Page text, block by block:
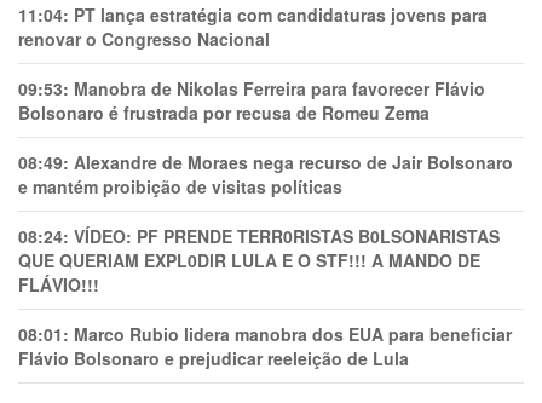
11:04: PT lança estratégia com candidaturas jovens para
renovar o Congresso Nacional
09:53: Manobra de Nikolas Ferreira para favorecer Flávio
Bolsonaro é frustrada por recusa de Romeu Zema
08:49: Alexandre de Moraes nega recurso de Jair Bolsonaro
e mantém proibição de visitas políticas
08:24: VÍDEO: PF PRENDE TERR0RlSTAS B0LSONARlSTAS
QUE QUERIAM EXPL0DlR LULA E O STF!!! A MANDO DE
FLÁVIO!!!
08:01: Marco Rubio lidera manobra dos EUA para beneficiar
Flávio Bolsonaro e prejudicar reeleição de Lula